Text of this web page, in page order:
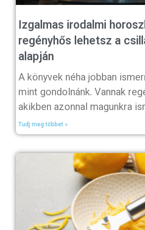
Izgalmas irodalmi
regényhős lehetsz a
alapján
A könyvek néha jobban
mint gondolnánk. Vannak
akikben azonnal magunkra
Tudj meg többet »